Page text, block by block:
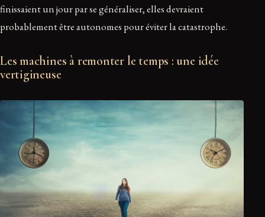
finissaient un jour par se généraliser, elles devraient
probablement être autonomes pour éviter la catastrophe.
Les machines à remonter le temps : une idée
vertigineuse